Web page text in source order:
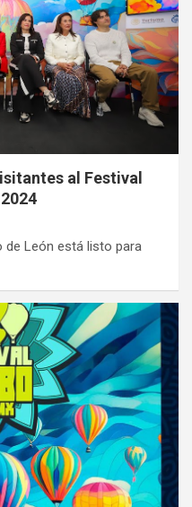
al Festival
de León está listo para